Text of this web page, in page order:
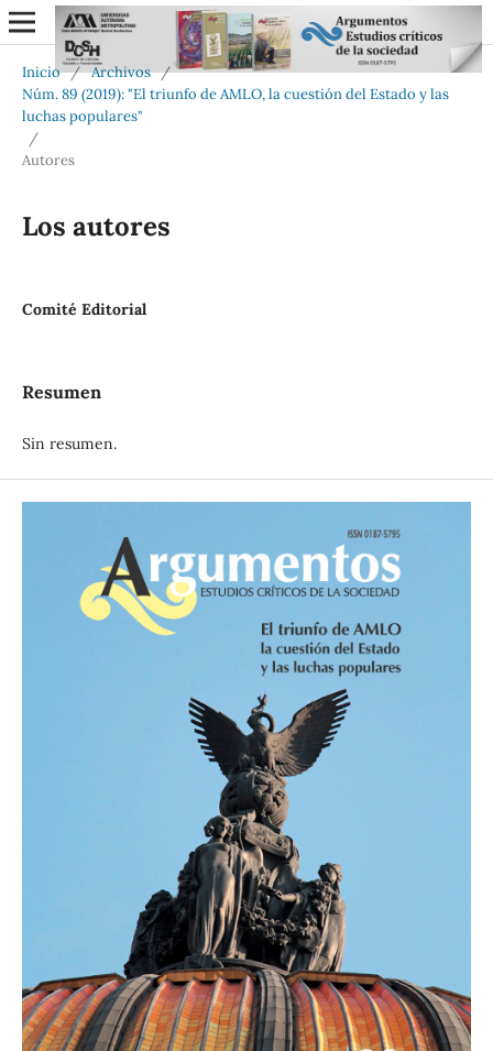
Inicio / Archivos /
Núm. 89 (2019): "El triunfo de AMLO, la cuestión del Estado y las
luchas populares"
/
Autores
Los autores
Comité Editorial
Resumen
Sin resumen.